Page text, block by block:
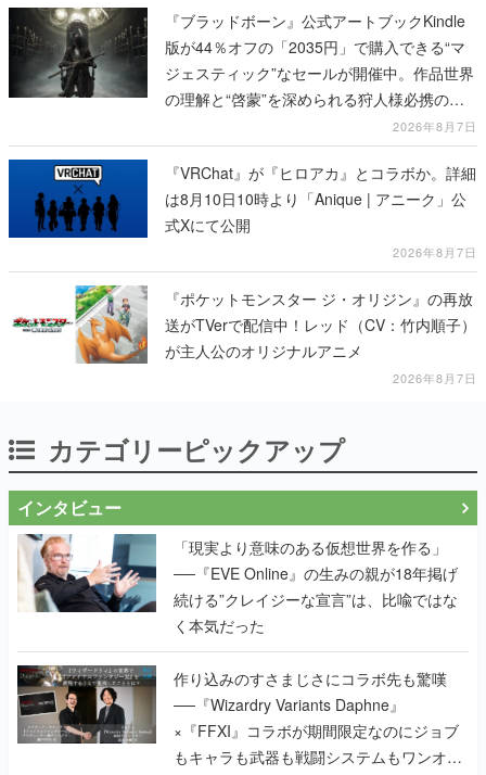
『ブラッドボーン』公式アートブックKindle
版が44％オフの「2035円」で購入できる“マ
ジェスティック”なセールが開催中。作品世界
の理解と“啓蒙”を深められる狩人様必携の一
2026年8月7日
『VRChat』が『ヒロアカ』とコラボか。詳細
は8月10日10時より「Anique | アニーク」公
式Xにて公開
2026年8月7日
『ポケットモンスター ジ・オリジン』の再放
送がTVerで配信中！レッド（CV：竹内順子）
が主人公のオリジナルアニメ
2026年8月7日
カテゴリーピックアップ
インタビュー
「現実より意味のある仮想世界を作る」
──『EVE Online』の生みの親が18年掲げ
続ける”クレイジーな宣言”は、比喩ではな
く本気だった
作り込みのすさまじさにコラボ先も驚嘆
──『Wizardry Variants Daphne』
×『FFXI』コラボが期間限定なのにジョブ
もキャラも武器も戦闘システムもワンオフ